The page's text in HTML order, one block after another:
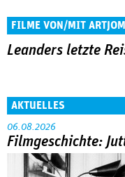
FILME VON/MIT
Leanders letzte
AKTUELLES
06.08.2026
Filmgeschichte: